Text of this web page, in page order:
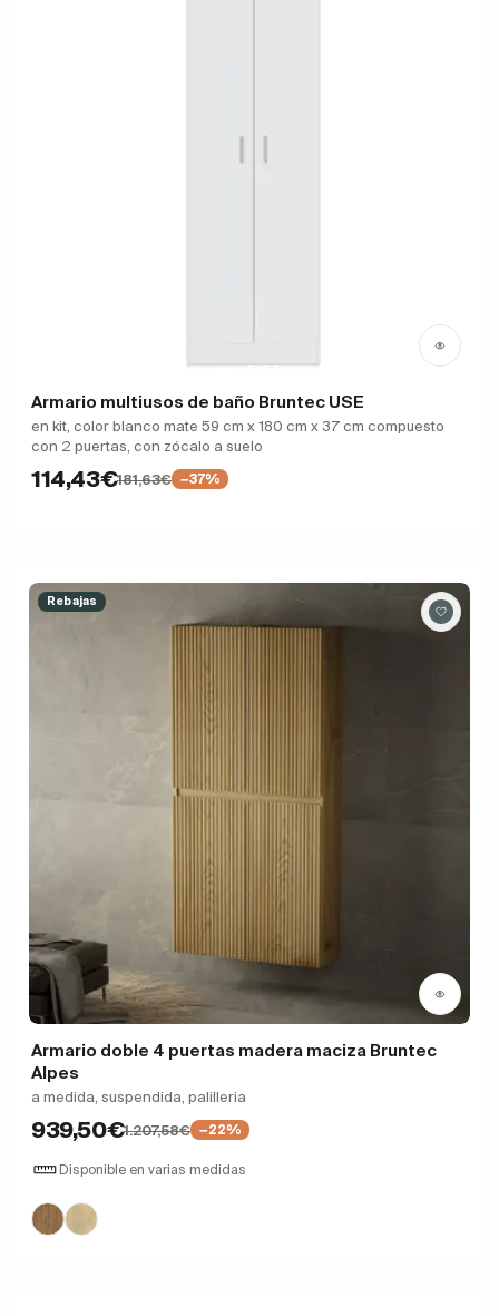
Armario multiusos de baño Bruntec USE
en kit, color blanco mate 59 cm x 180 cm x 37 cm compuesto
con 2 puertas, con zócalo a suelo
114,43€181,63€ −37%
Rebajas
Armario doble 4 puertas madera maciza Bruntec
Alpes
a medida, suspendida, palilleria
939,50€1.207,58€ −22%
Disponible en varias medidas